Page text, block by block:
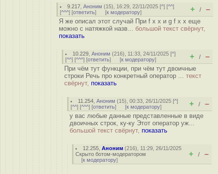
9.217 ,Аноним (15), 16:29, 22/11/2025 [^] [^^]
[^^^] [ответить] [к модератору] + / –
Я же описал этот случай При f x x и g f x x еще
можно с натяжкой назв... большой текст свёрнут,
показать
10.229 ,Аноним (216), 11:33, 24/11/2025 [^]
[^^] [^^^] [ответить] [к модератору] + / –
При чём тут функции, при чём тут двоичные
строки Речь про конкретный оператор ... текст
свёрнут, показать
11.254 ,Аноним (15), 00:33, 26/11/2025 [^]
[^^] [^^^] [ответить] [к модератору] + / –
у вас любые данные представленные в виде
двоичных строк, ку-ку Этот оператор уж...
большой текст свёрнут, показать
12.255 ,Аноним (216), 11:29, 26/11/2025
Скрыто ботом-модератором
[к модератору]
+ / –